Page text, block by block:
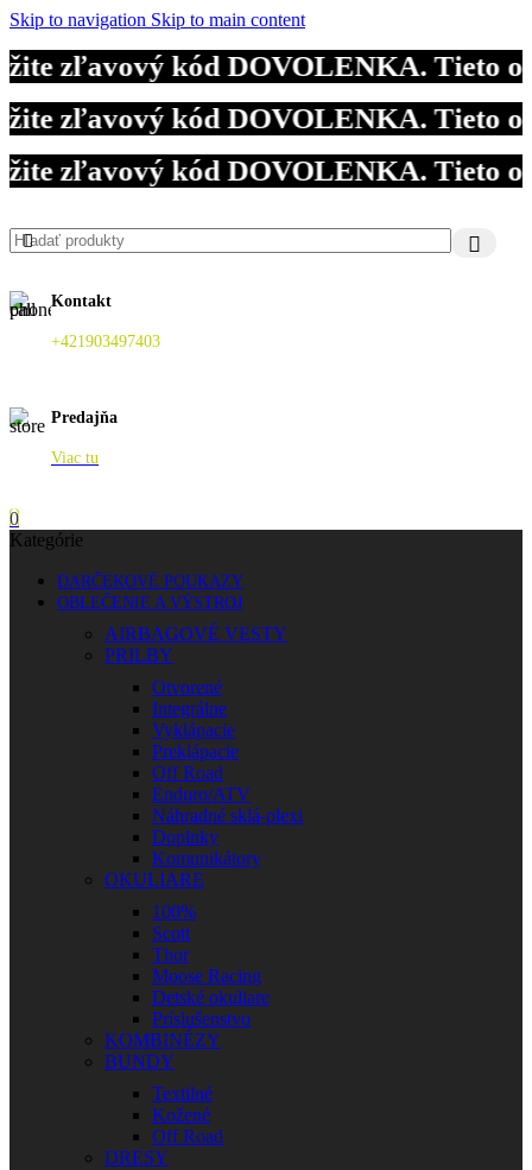
Skip to navigation Skip to main content
kód DOVOLENKA. Tieto
kód DOVOLENKA. Tieto
kód DOVOLENKA. Tieto
Kontakt
+421903497403
Predajňa
Viac tu
0
Kategórie
DARČEKOVÉ POUKAZY
OBLEČENIE A VÝSTROJ
AIRBAGOVÉ VESTY
PRILBY
Otvorené
Integrálne
Vyklápacie
Preklápacie
Off Road
Enduro/ATV
Náhradné sklá-plexi
Doplnky
Komunikátory
OKULIARE
100%
Scott
Thor
Moose Racing
Detské okuliare
Príslušenstvo
KOMBINÉZY
BUNDY
Textilné
Kožené
Off Road
DRESY